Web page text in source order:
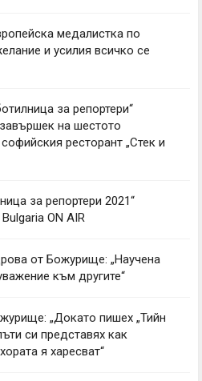
медалистка по
и усилия всичко се
за репортери“
на шестото
ресторант „Стек и
за репортери 2021“
ON AIR
от Божурище: „Научена
към другите“
„Докато пишех „Тийн
си представях как
я харесват“